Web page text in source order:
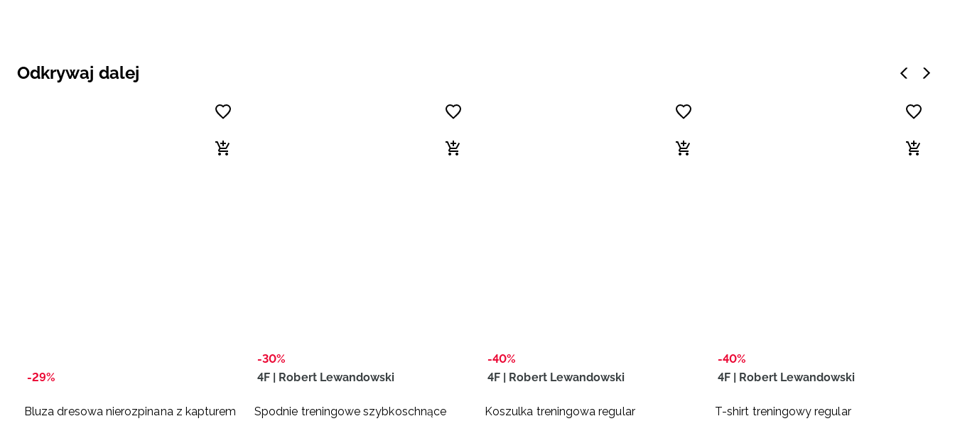
Odkrywaj dalej
-29%
Bluza dresowa nierozpinana z kapturem
-30%
4F | Robert Lewandowski
Spodnie treningowe szybkoschnące
-40%
4F | Robert Lewandowski
Koszulka treningowa regular
-40%
4F | Robert Lewandowski
T-shirt treningowy regular